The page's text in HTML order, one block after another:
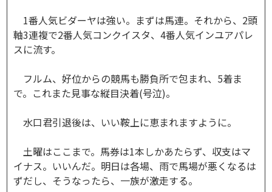
1番人気ビダーヤは強い。まずは馬連。それから、2頭
軸3連複で2番人気コンクイスタ、4番人気インユアパレ
スに流す。
フルム、好位からの競馬も勝負所で包まれ、5着ま
で。これまた見事な縦目決着(号泣)。
水口君引退後は、いい鞍上に恵まれますように。
土曜はここまで。馬券は1本しかあたらず、収支はマ
イナス。いいんだ。明日は各場、雨で馬場が悪くなるは
ずだし、そうなったら、一族が激走する。